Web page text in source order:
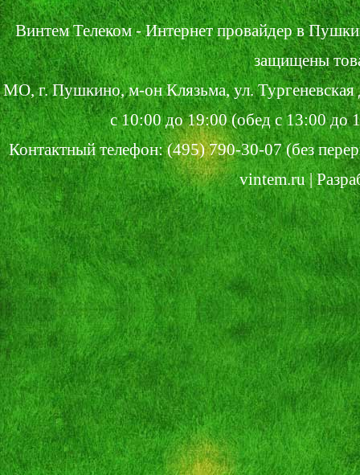
Винтем Телеком - Интернет провайдер в
защищены
МО, г. Пушкино, м-он Клязьма, ул.
с 10:00 до 19:00 (обед с 13:00 до
Контактный телефон: (495) 790-30-07 (без
vintem.ru |